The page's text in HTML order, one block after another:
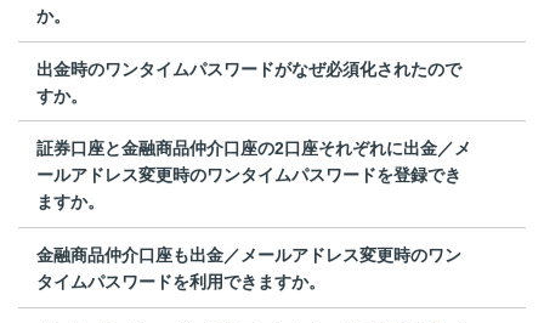
か。
出金時のワンタイムパスワードがなぜ必須化されたので
すか。
証券口座と金融商品仲介口座の2口座それぞれに出金／メ
ールアドレス変更時のワンタイムパスワードを登録でき
ますか。
金融商品仲介口座も出金／メールアドレス変更時のワン
タイムパスワードを利用できますか。